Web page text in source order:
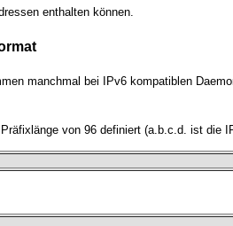
enthalten können.
manchmal bei IPv6 kompatiblen
von 96 definiert (a.b.c.d. ist die